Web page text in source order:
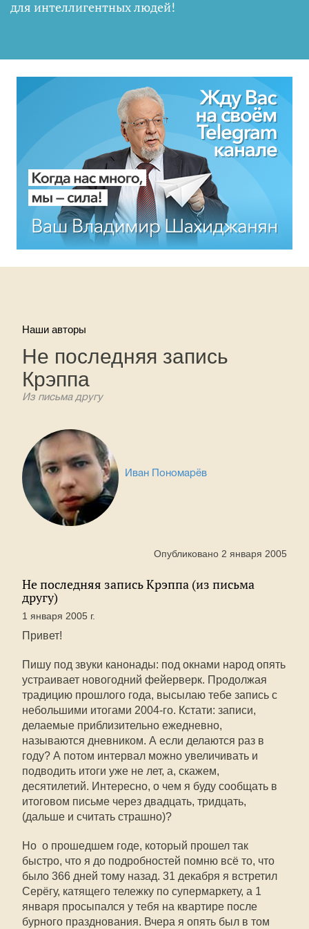
для интеллигентных людей!
Наши авторы
Не последняя запись
Крэппа
Из письма другу
Иван Пономарёв
Опубликовано 2 января 2005
Не последняя запись Крэппа (из письма
другу)
1 января 2005 г.
Привет!
Пишу под звуки канонады: под окнами народ опять
устраивает новогодний фейерверк. Продолжая
традицию прошлого года, высылаю тебе запись с
небольшими итогами 2004-го. Кстати: записи,
делаемые приблизительно ежедневно,
называются дневником. А если делаются раз в
году? А потом интервал можно увеличивать и
подводить итоги уже не лет, а, скажем,
десятилетий. Интересно, о чем я буду сообщать в
итоговом письме через двадцать, тридцать,
(дальше и считать страшно)?
Но  о прошедшем годе, который прошел так
быстро, что я до подробностей помню всё то, что
было 366 дней тому назад. 31 декабря я встретил
Серёгу, катящего тележку по супермаркету, а 1
января просыпался у тебя на квартире после
бурного празднования. Вчера я опять был в том